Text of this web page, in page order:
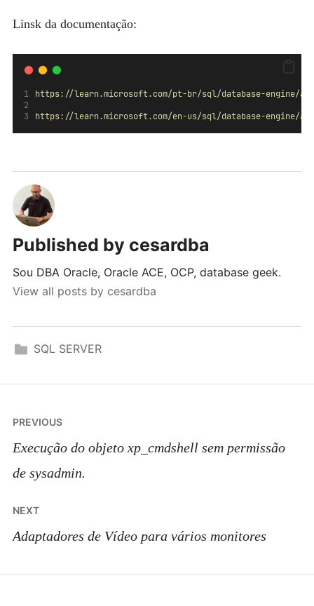
Linsk da documentação:
https://learn.microsoft.com/pt-br/sql/database-engine/
https://learn.microsoft.com/en-us/sql/database-engine/
Published by cesardba
Sou DBA Oracle, Oracle ACE, OCP, database geek.
View all posts by cesardba
SQL SERVER
Post
navigation
PREVIOUS
Execução do objeto xp_cmdshell sem permissão
de sysadmin.
NEXT
Adaptadores de Vídeo para vários monitores